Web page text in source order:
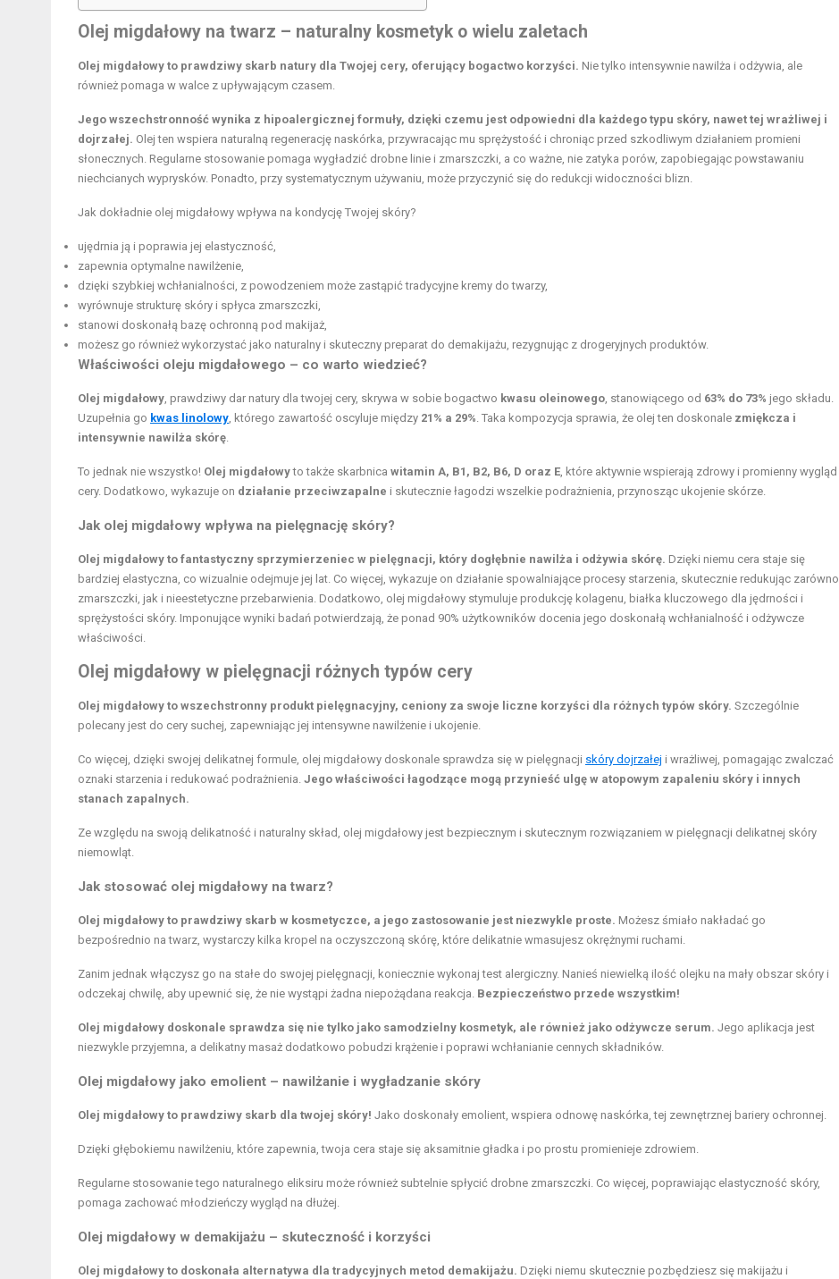
Olej migdałowy na twarz – naturalny kosmetyk o wielu zaletach
Olej migdałowy to prawdziwy skarb natury dla Twojej cery, oferujący bogactwo korzyści. Nie tylko intensywnie nawilża i odżywia, ale
również pomaga w walce z upływającym czasem.
Jego wszechstronność wynika z hipoalergicznej formuły, dzięki czemu jest odpowiedni dla każdego typu skóry, nawet tej wrażliwej i
dojrzałej. Olej ten wspiera naturalną regenerację naskórka, przywracając mu sprężystość i chroniąc przed szkodliwym działaniem promieni
słonecznych. Regularne stosowanie pomaga wygładzić drobne linie i zmarszczki, a co ważne, nie zatyka porów, zapobiegając powstawaniu
niechcianych wyprysków. Ponadto, przy systematycznym używaniu, może przyczynić się do redukcji widoczności blizn.
Jak dokładnie olej migdałowy wpływa na kondycję Twojej skóry?
ujędrnia ją i poprawia jej elastyczność,
zapewnia optymalne nawilżenie,
dzięki szybkiej wchłanialności, z powodzeniem może zastąpić tradycyjne kremy do twarzy,
wyrównuje strukturę skóry i spłyca zmarszczki,
stanowi doskonałą bazę ochronną pod makijaż,
możesz go również wykorzystać jako naturalny i skuteczny preparat do demakijażu, rezygnując z drogeryjnych produktów.
Właściwości oleju migdałowego – co warto wiedzieć?
Olej migdałowy, prawdziwy dar natury dla twojej cery, skrywa w sobie bogactwo kwasu oleinowego, stanowiącego od 63% do 73% jego składu.
Uzupełnia go kwas linolowy, którego zawartość oscyluje między 21% a 29%. Taka kompozycja sprawia, że olej ten doskonale zmiękcza i
intensywnie nawilża skórę.
To jednak nie wszystko! Olej migdałowyto także skarbnica witamin A, B1, B2, B6, D oraz E, które aktywnie wspierają zdrowy i promienny wygląd
cery. Dodatkowo, wykazuje on działanie przeciwzapalne i skutecznie łagodzi wszelkie podrażnienia, przynosząc ukojenie skórze.
Jak olej migdałowy wpływa na pielęgnację skóry?
Olej migdałowy to fantastyczny sprzymierzeniec w pielęgnacji, który dogłębnie nawilża i odżywia skórę. Dzięki niemu cera staje się
bardziej elastyczna, co wizualnie odejmuje jej lat. Co więcej, wykazuje on działanie spowalniające procesy starzenia, skutecznie redukując zarówno
zmarszczki, jak i nieestetyczne przebarwienia. Dodatkowo, olej migdałowy stymuluje produkcję kolagenu, białka kluczowego dla jędrności i
sprężystości skóry. Imponujące wyniki badań potwierdzają, że ponad 90% użytkowników docenia jego doskonałą wchłanialność i odżywcze
właściwości.
Olej migdałowy w pielęgnacji różnych typów cery
Olej migdałowy to wszechstronny produkt pielęgnacyjny, ceniony za swoje liczne korzyści dla różnych typów skóry. Szczególnie
polecany jest do cery suchej, zapewniając jej intensywne nawilżenie i ukojenie.
Co więcej, dzięki swojej delikatnej formule, olej migdałowy doskonale sprawdza się w pielęgnacji skóry dojrzałej i wrażliwej, pomagając zwalczać
oznaki starzenia i redukować podrażnienia. Jego właściwości łagodzące mogą przynieść ulgę w atopowym zapaleniu skóry i innych
stanach zapalnych.
Ze względu na swoją delikatność i naturalny skład, olej migdałowy jest bezpiecznym i skutecznym rozwiązaniem w pielęgnacji delikatnej skóry
niemowląt.
Jak stosować olej migdałowy na twarz?
Olej migdałowy to prawdziwy skarb w kosmetyczce, a jego zastosowanie jest niezwykle proste. Możesz śmiało nakładać go
bezpośrednio na twarz, wystarczy kilka kropel na oczyszczoną skórę, które delikatnie wmasujesz okrężnymi ruchami.
Zanim jednak włączysz go na stałe do swojej pielęgnacji, koniecznie wykonaj test alergiczny. Nanieś niewielką ilość olejku na mały obszar skóry i
odczekaj chwilę, aby upewnić się, że nie wystąpi żadna niepożądana reakcja. Bezpieczeństwo przede wszystkim!
Olej migdałowy doskonale sprawdza się nie tylko jako samodzielny kosmetyk, ale również jako odżywcze serum. Jego aplikacja jest
niezwykle przyjemna, a delikatny masaż dodatkowo pobudzi krążenie i poprawi wchłanianie cennych składników.
Olej migdałowy jako emolient – nawilżanie i wygładzanie skóry
Olej migdałowy to prawdziwy skarb dla twojej skóry! Jako doskonały emolient, wspiera odnowę naskórka, tej zewnętrznej bariery ochronnej.
Dzięki głębokiemu nawilżeniu, które zapewnia, twoja cera staje się aksamitnie gładka i po prostu promienieje zdrowiem.
Regularne stosowanie tego naturalnego eliksiru może również subtelnie spłycić drobne zmarszczki. Co więcej, poprawiając elastyczność skóry,
pomaga zachować młodzieńczy wygląd na dłużej.
Olej migdałowy w demakijażu – skuteczność i korzyści
Olej migdałowy to doskonała alternatywa dla tradycyjnych metod demakijażu. Dzięki niemu skutecznie pozbędziesz się makijażu i